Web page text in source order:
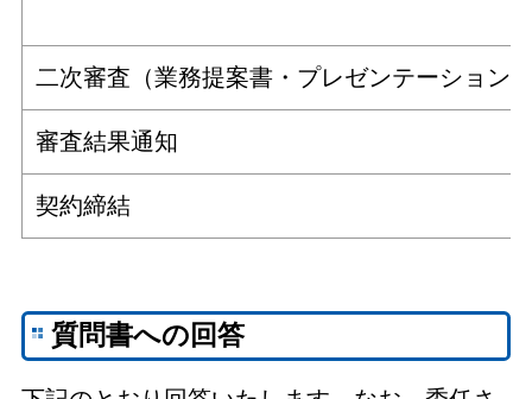
二次審査（業務提案書・プレゼンテーション
審査結果通知
契約締結
質問書への回答